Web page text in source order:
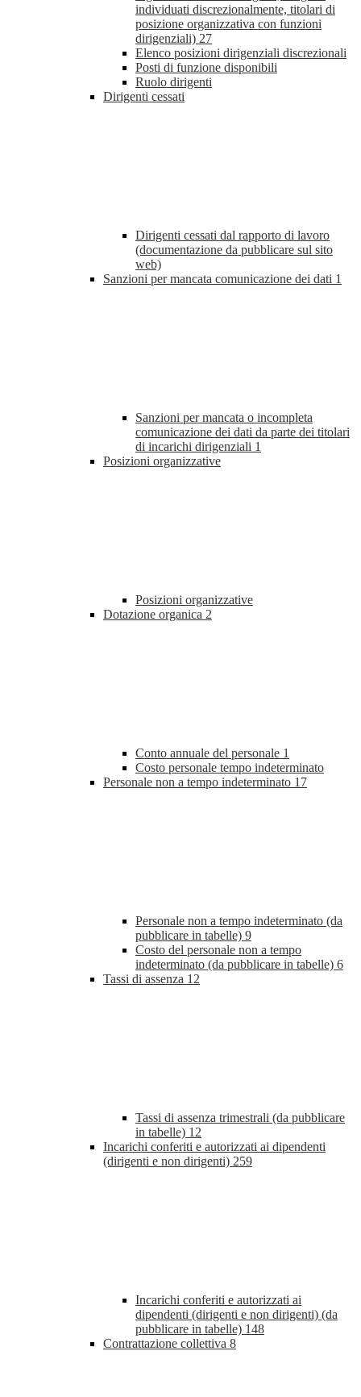
individuati discrezionalmente, titolari di
posizione organizzativa con funzioni
dirigenziali) 27
Elenco posizioni dirigenziali discrezionali
Posti di funzione disponibili
Ruolo dirigenti
Dirigenti cessati
Dirigenti cessati dal rapporto di lavoro
(documentazione da pubblicare sul sito
web)
Sanzioni per mancata comunicazione dei dati 1
Sanzioni per mancata o incompleta
comunicazione dei dati da parte dei titolari
di incarichi dirigenziali 1
Posizioni organizzative
Posizioni organizzative
Dotazione organica 2
Conto annuale del personale 1
Costo personale tempo indeterminato
Personale non a tempo indeterminato 17
Personale non a tempo indeterminato (da
pubblicare in tabelle) 9
Costo del personale non a tempo
indeterminato (da pubblicare in tabelle) 6
Tassi di assenza 12
Tassi di assenza trimestrali (da pubblicare
in tabelle) 12
Incarichi conferiti e autorizzati ai dipendenti
(dirigenti e non dirigenti) 259
Incarichi conferiti e autorizzati ai
dipendenti (dirigenti e non dirigenti) (da
pubblicare in tabelle) 148
Contrattazione collettiva 8